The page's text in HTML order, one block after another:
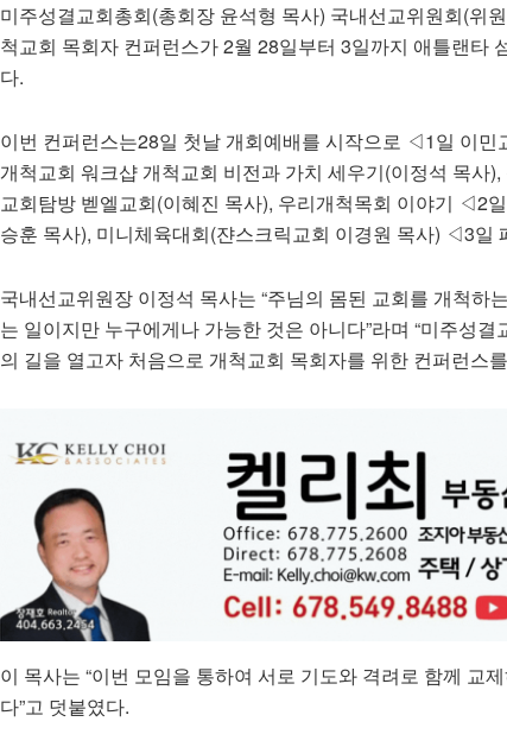
미주성결교회총회(총회장 윤석형 목사) 국내선교위원회(위
척교회 목회자 컨퍼런스가 2월 28일부터 3일까지 애틀랜타
다.
이번 컨퍼런스는28일 첫날 개회예배를 시작으로 ◁1일 이민
개척교회 워크샵 개척교회 비전과 가치 세우기(이정석 목사
교회탐방 벧엘교회(이혜진 목사), 우리개척목회 이야기 ◁2
승훈 목사), 미니체육대회(쟌스크릭교회 이경원 목사) ◁3일
국내선교위원장 이정석 목사는 “주님의 몸된 교회를 개척하
는 일이지만 누구에게나 가능한 것은 아니다”라며 “미주성
의 길을 열고자 처음으로 개척교회 목회자를 위한 컨퍼런스
이 목사는 “이번 모임을 통하여 서로 기도와 격려로 함께 교
다”고 덧붙였다.